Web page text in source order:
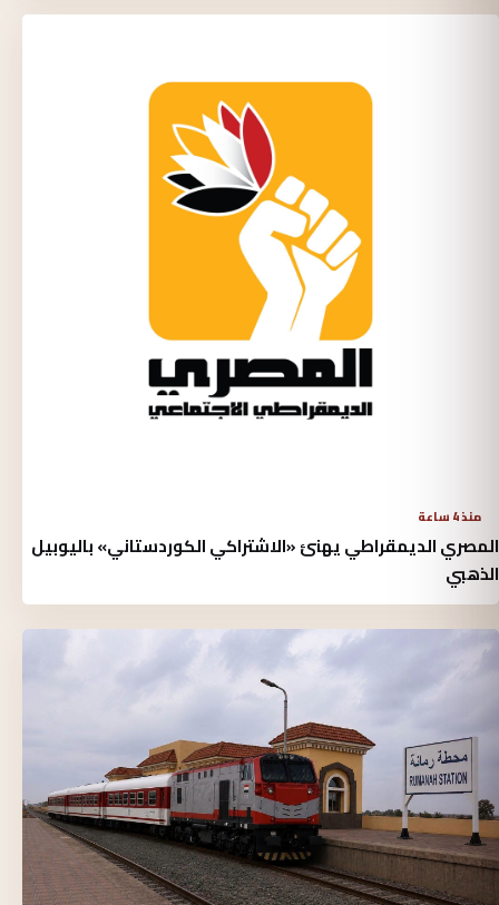
منذ 4 ساعة
المصري الديمقراطي يهنئ «الاشتراكي الكوردستاني» باليوبيل
الذهبي